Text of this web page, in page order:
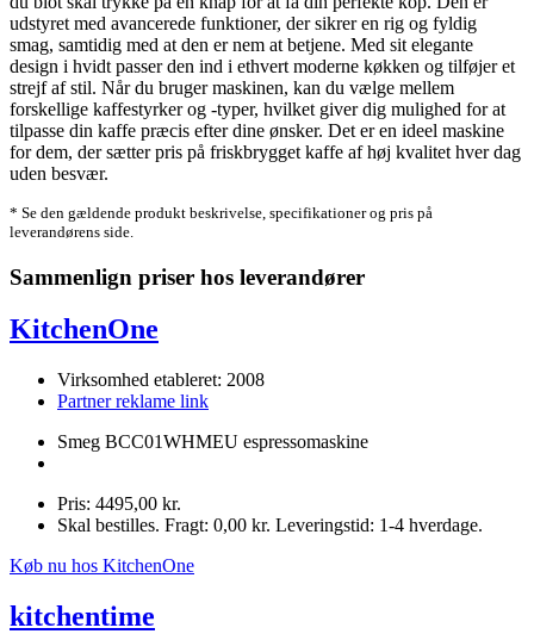
udstyret med avancerede funktioner, der sikrer en rig og fyldig
smag, samtidig med at den er nem at betjene. Med sit elegante
design i hvidt passer den ind i ethvert moderne køkken og tilføjer et
strejf af stil. Når du bruger maskinen, kan du vælge mellem
forskellige kaffestyrker og -typer, hvilket giver dig mulighed for at
tilpasse din kaffe præcis efter dine ønsker. Det er en ideel maskine
for dem, der sætter pris på friskbrygget kaffe af høj kvalitet hver dag
uden besvær.
* Se den gældende produkt beskrivelse, specifikationer og pris på
leverandørens side.
Sammenlign priser hos leverandører
KitchenOne
Virksomhed etableret: 2008
Partner reklame link
Smeg BCC01WHMEU espressomaskine
Pris: 4495,00 kr.
Skal bestilles. Fragt: 0,00 kr. Leveringstid: 1-4 hverdage.
Køb nu hos KitchenOne
kitchentime